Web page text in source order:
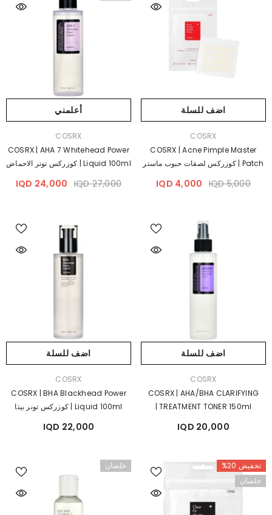
اضف للسلة
COSRX
COSRX | Acne Pimple Master
Patch | كوزركس لصقات حبوب ماستر
5,000 IQD
4,000 IQD
أعلمني
COSRX
COSRX | AHA 7 Whitehead Power
Liquid 100ml | كوزركس تونر الاحماض
27,000 IQD
24,000 IQD
اضف للسلة
COSRX
COSRX | AHA/BHA CLARIFYING
TREATMENT TONER 150ml |
هيدروكسي مقشر و مفتح للبشرة
20,000 IQD
اضف للسلة
COSRX
COSRX | BHA Blackhead Power
Liquid 100ml | كوزركس تونر بيتا
22,000 IQD
تخفيض 20%
خلصان
خلصان